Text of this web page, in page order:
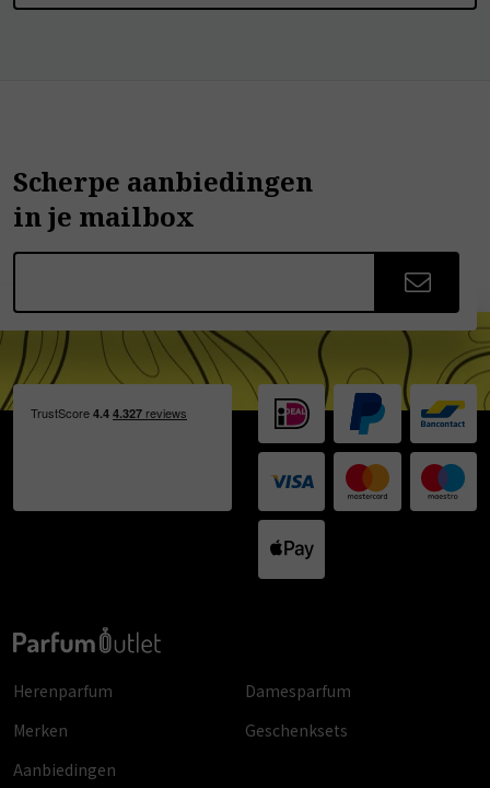
Scherpe aanbiedingen
in je mailbox
Herenparfum
Damesparfum
Merken
Geschenksets
Aanbiedingen